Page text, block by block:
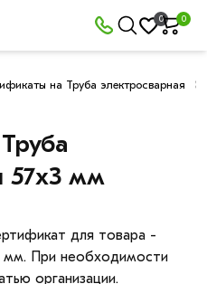
0 0
на Труба электросварная
57х3 мм
для товара -
мм. При необходимости
организации.